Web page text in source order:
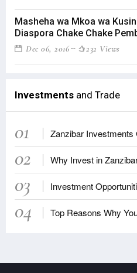
Masheha wa Mkoa wa
Diaspora Chake Chake
Dec 06, 2016 232 Views
Investments and Trade
01 Zanzibar Investments
02 Why Invest in
03 Investment
04 Top Reasons Why